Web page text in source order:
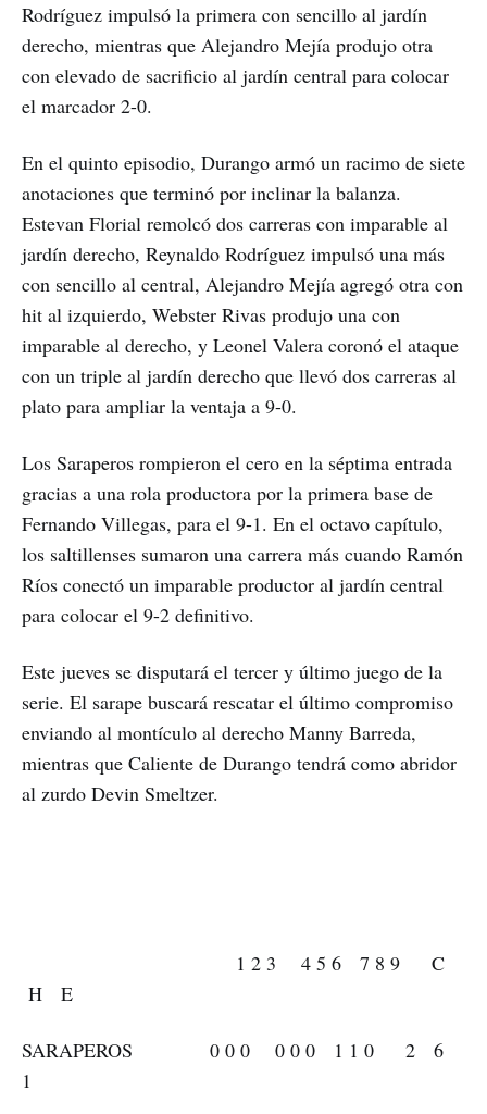
Rodríguez impulsó la primera con sencillo al jardín
derecho, mientras que Alejandro Mejía produjo otra
con elevado de sacrificio al jardín central para colocar
el marcador 2-0.
En el quinto episodio, Durango armó un racimo de siete
anotaciones que terminó por inclinar la balanza.
Estevan Florial remolcó dos carreras con imparable al
jardín derecho, Reynaldo Rodríguez impulsó una más
con sencillo al central, Alejandro Mejía agregó otra con
hit al izquierdo, Webster Rivas produjo una con
imparable al derecho, y Leonel Valera coronó el ataque
con un triple al jardín derecho que llevó dos carreras al
plato para ampliar la ventaja a 9-0.
Los Saraperos rompieron el cero en la séptima entrada
gracias a una rola productora por la primera base de
Fernando Villegas, para el 9-1. En el octavo capítulo,
los saltillenses sumaron una carrera más cuando Ramón
Ríos conectó un imparable productor al jardín central
para colocar el 9-2 definitivo.
Este jueves se disputará el tercer y último juego de la
serie. El sarape buscará rescatar el último compromiso
enviando al montículo al derecho Manny Barreda,
mientras que Caliente de Durango tendrá como abridor
al zurdo Devin Smeltzer.
1 2 3 4 5 6 7 8 9 C
H E
SARAPEROS 0 0 0 0 0 0 1 1 0 2 6
1